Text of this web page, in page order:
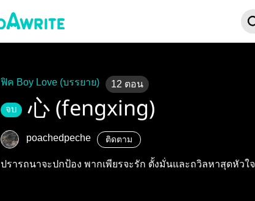
ฟิค Boy Love (บรรยาย) 12 ตอน
จบ 心 (fengxing)
poachedpeche ติดตาม
ปรารถนาจะปกป้อง พากเพียรจะรัก ตั้งมั่นและถวิลหาสุดหัวใจ